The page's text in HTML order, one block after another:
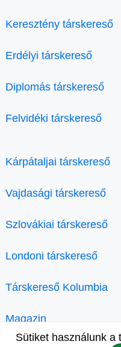
Keresztény társkereső
Erdélyi társkereső
Diplomás társkereső
Felvidéki társkereső
Kárpátaljai társkereső
Vajdasági társkereső
Szlovákiai társkereső
Londoni társkereső
Társkereső Kolumbia
Magazin
Sütiket használunk a